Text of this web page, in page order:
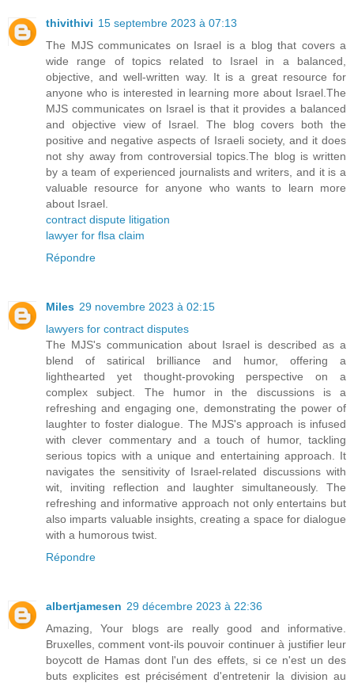
thivithivi 15 septembre 2023 à 07:13
The MJS communicates on Israel is a blog that covers a
wide range of topics related to Israel in a balanced,
objective, and well-written way. It is a great resource for
anyone who is interested in learning more about Israel.The
MJS communicates on Israel is that it provides a balanced
and objective view of Israel. The blog covers both the
positive and negative aspects of Israeli society, and it does
not shy away from controversial topics.The blog is written
by a team of experienced journalists and writers, and it is a
valuable resource for anyone who wants to learn more
about Israel.
contract dispute litigation
lawyer for flsa claim
Répondre
Miles 29 novembre 2023 à 02:15
lawyers for contract disputes
The MJS's communication about Israel is described as a
blend of satirical brilliance and humor, offering a
lighthearted yet thought-provoking perspective on a
complex subject. The humor in the discussions is a
refreshing and engaging one, demonstrating the power of
laughter to foster dialogue. The MJS's approach is infused
with clever commentary and a touch of humor, tackling
serious topics with a unique and entertaining approach. It
navigates the sensitivity of Israel-related discussions with
wit, inviting reflection and laughter simultaneously. The
refreshing and informative approach not only entertains but
also imparts valuable insights, creating a space for dialogue
with a humorous twist.
Répondre
albertjamesen 29 décembre 2023 à 22:36
Amazing, Your blogs are really good and informative.
Bruxelles, comment vont-ils pouvoir continuer à justifier leur
boycott de Hamas dont l'un des effets, si ce n'est un des
buts explicites est précisément d'entretenir la division au